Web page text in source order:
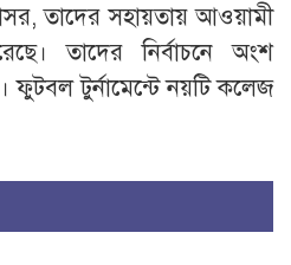
তাদের সহায়তায় আওয়ামী
তাদের নির্বাচনে অংশ
ফুটবল টুর্নামেন্টে নয়টি কলেজ